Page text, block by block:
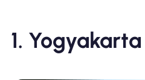
1. Yogyakarta